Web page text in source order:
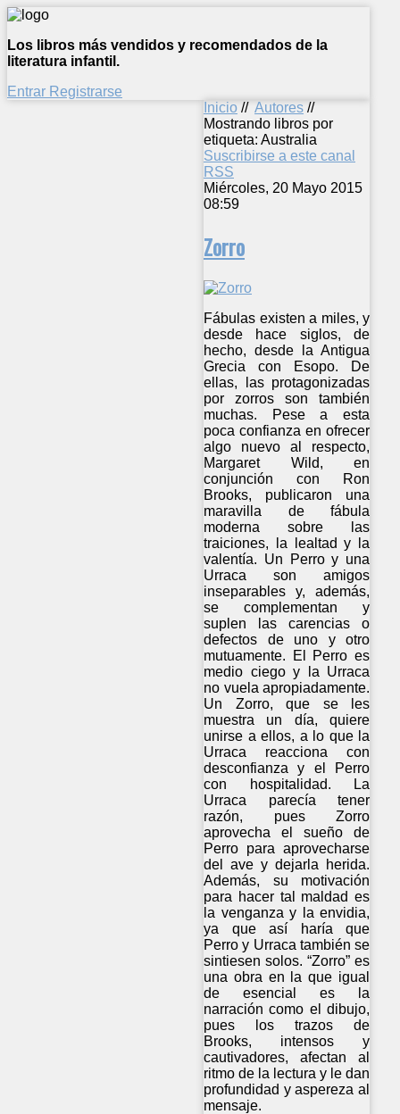
Los libros más vendidos y recomendados de la
literatura infantil.
Entrar Registrarse
Inicio // Autores //
Mostrando libros por
etiqueta: Australia
Suscribirse a este canal
RSS
Miércoles, 20 Mayo 2015
08:59
Zorro
Fábulas existen a miles, y
desde hace siglos, de
hecho, desde la Antigua
Grecia con Esopo. De
ellas, las protagonizadas
por zorros son también
muchas. Pese a esta
poca confianza en ofrecer
algo nuevo al respecto,
Margaret Wild, en
conjunción con Ron
Brooks, publicaron una
maravilla de fábula
moderna sobre las
traiciones, la lealtad y la
valentía. Un Perro y una
Urraca son amigos
inseparables y, además,
se complementan y
suplen las carencias o
defectos de uno y otro
mutuamente. El Perro es
medio ciego y la Urraca
no vuela apropiadamente.
Un Zorro, que se les
muestra un día, quiere
unirse a ellos, a lo que la
Urraca reacciona con
desconfianza y el Perro
con hospitalidad. La
Urraca parecía tener
razón, pues Zorro
aprovecha el sueño de
Perro para aprovecharse
del ave y dejarla herida.
Además, su motivación
para hacer tal maldad es
la venganza y la envidia,
ya que así haría que
Perro y Urraca también se
sintiesen solos. “Zorro” es
una obra en la que igual
de esencial es la
narración como el dibujo,
pues los trazos de
Brooks, intensos y
cautivadores, afectan al
ritmo de la lectura y le dan
profundidad y aspereza al
mensaje.